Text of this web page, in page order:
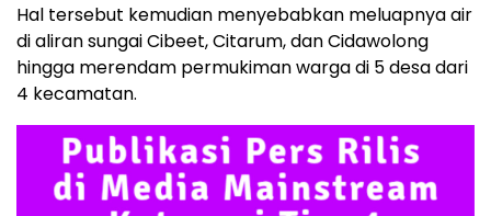
Hal tersebut kemudian menyebabkan meluapnya air
di aliran sungai Cibeet, Citarum, dan Cidawolong
hingga merendam permukiman warga di 5 desa dari
4 kecamatan.